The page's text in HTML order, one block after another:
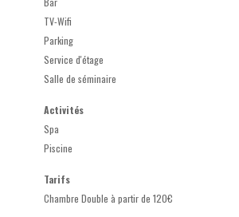
TV-Wifi
Parking
Service d'étage
Salle de séminaire
Activités
Spa
Piscine
Tarifs
Chambre Double à partir de 120€